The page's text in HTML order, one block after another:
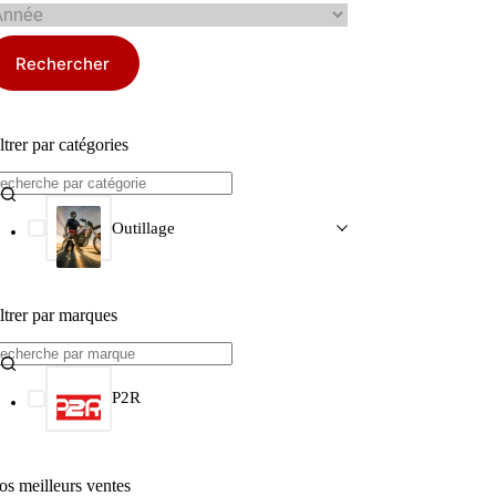
Rechercher
par catégories
Outillage
par marques
P2R
meilleurs ventes